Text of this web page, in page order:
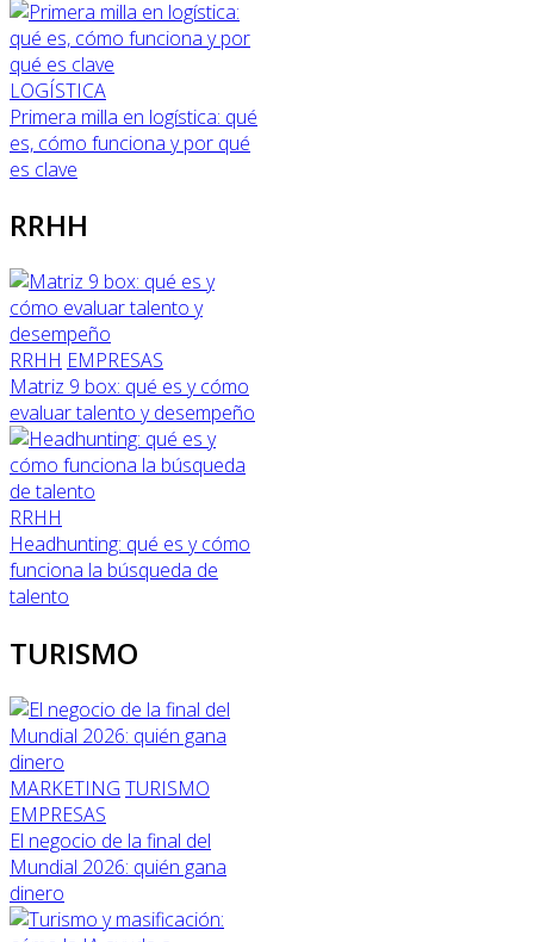
LOGÍSTICA
Primera milla en logística: qué
es, cómo funciona y por qué
es clave
RRHH
RRHH EMPRESAS
Matriz 9 box: qué es y cómo
evaluar talento y desempeño
RRHH
Headhunting: qué es y cómo
funciona la búsqueda de
talento
TURISMO
MARKETING TURISMO
EMPRESAS
El negocio de la final del
Mundial 2026: quién gana
dinero